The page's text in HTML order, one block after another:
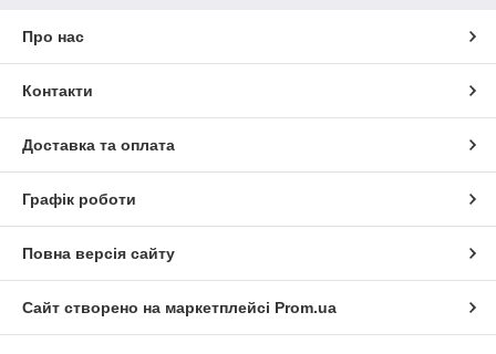
Про нас
Контакти
Доставка та оплата
Графік роботи
Повна версія сайту
Сайт створено на маркетплейсі Prom.ua